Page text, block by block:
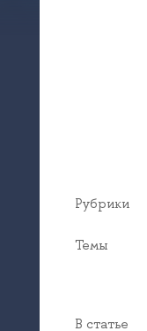
Рубрики
Темы
В статье